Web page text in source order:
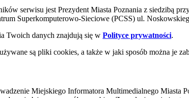
serwisu jest Prezydent Miasta Poznania z siedzibą
Superkomputerowo-Sieciowe (PCSS) ul.
Twoich danych znajdują się w Polityce prywatności.
są pliki cookies, a także w jaki sposób można je
Miejskiego Informatora Multimedialnego Miasta